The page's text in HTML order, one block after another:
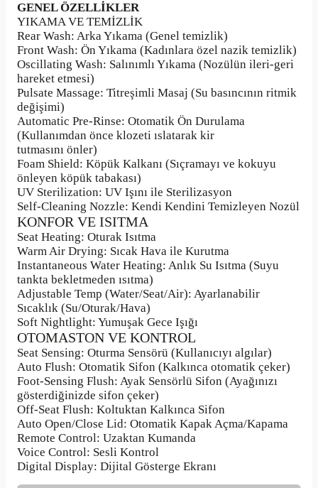
GENEL ÖZELLİKLER
YIKAMA VE TEMİZLİK
Rear Wash: Arka Yıkama (Genel temizlik)
Front Wash: Ön Yıkama (Kadınlara özel nazik temizlik)
Oscillating Wash: Salınımlı Yıkama (Nozülün ileri-geri
hareket etmesi)
Pulsate Massage: Titreşimli Masaj (Su basıncının ritmik
değişimi)
Automatic Pre-Rinse: Otomatik Ön Durulama
(Kullanımdan önce klozeti ıslatarak kir
tutmasını önler)
Foam Shield: Köpük Kalkanı (Sıçramayı ve kokuyu
önleyen köpük tabakası)
UV Sterilization: UV Işını ile Sterilizasyon
Self-Cleaning Nozzle: Kendi Kendini Temizleyen Nozül
KONFOR VE ISITMA
Seat Heating: Oturak Isıtma
Warm Air Drying: Sıcak Hava ile Kurutma
Instantaneous Water Heating: Anlık Su Isıtma (Suyu
tankta bekletmeden ısıtma)
Adjustable Temp (Water/Seat/Air): Ayarlanabilir
Sıcaklık (Su/Oturak/Hava)
Soft Nightlight: Yumuşak Gece Işığı
OTOMASTON VE KONTROL
Seat Sensing: Oturma Sensörü (Kullanıcıyı algılar)
Auto Flush: Otomatik Sifon (Kalkınca otomatik çeker)
Foot-Sensing Flush: Ayak Sensörlü Sifon (Ayağınızı
gösterdiğinizde sifon çeker)
Off-Seat Flush: Koltuktan Kalkınca Sifon
Auto Open/Close Lid: Otomatik Kapak Açma/Kapama
Remote Control: Uzaktan Kumanda
Voice Control: Sesli Kontrol
Digital Display: Dijital Gösterge Ekranı